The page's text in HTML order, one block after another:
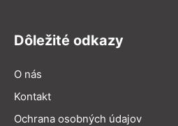
Dôležité odkazy
O nás
Kontakt
Ochrana osobných údajov